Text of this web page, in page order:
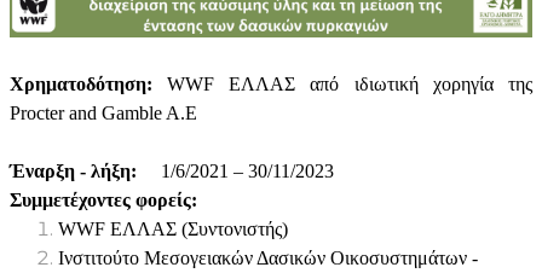
Χρηματοδότηση:
WWF ΕΛΛΑΣ από ιδιωτική χορηγία της
Procter and Gamble A.E
Έναρξη - λήξη:
1/6/2021 – 30/11/2023
Συμμετέχοντες φορείς:
WWF ΕΛΛΑΣ (Συντονιστής)
Ινστιτούτο Μεσογειακών Δασικών Οικοσυστημάτων -